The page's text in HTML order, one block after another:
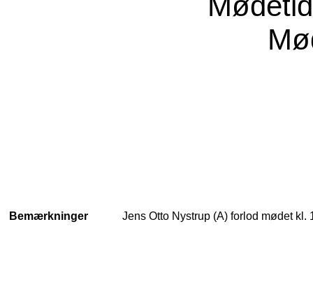
Bemærkninger Jens Otto Nystrup (A) forlod mødet kl.